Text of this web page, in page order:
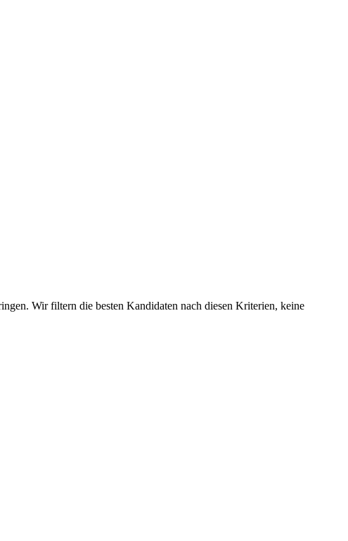
Wir filtern die besten Kandidaten nach diesen Kriterien, keine